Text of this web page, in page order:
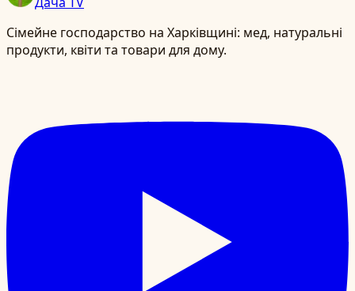
Сімейне господарство на Харківщині: мед, натуральні
продукти, квіти та товари для дому.